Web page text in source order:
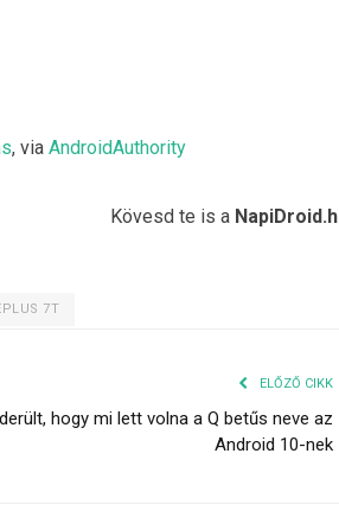
, via AndroidAuthority
Kövesd te is a
7T
ELŐZŐ CIKK
hogy mi lett volna a Q betűs neve az
Android 10-nek